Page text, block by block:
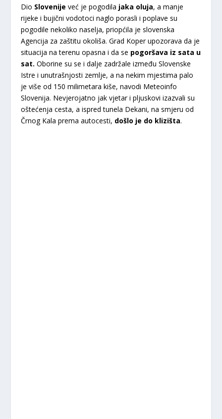
Dio Slovenijeveć je pogodila jaka oluja, a manje
rijeke i bujični vodotoci naglo porasli i poplave su
pogodile nekoliko naselja, priopćila je slovenska
Agencija za zaštitu okoliša. Grad Koper upozorava da je
situacija na terenu opasna i da se pogoršava iz sata u
sat. Oborine su se i dalje zadržale između Slovenske
Istre i unutrašnjosti zemlje, a na nekim mjestima palo
je više od 150 milimetara kiše, navodi Meteoinfo
Slovenija. Nevjerojatno jak vjetar i pljuskovi izazvali su
oštećenja cesta, a ispred tunela Dekani, na smjeru od
Črnog Kala prema autocesti, došlo je do klizišta.